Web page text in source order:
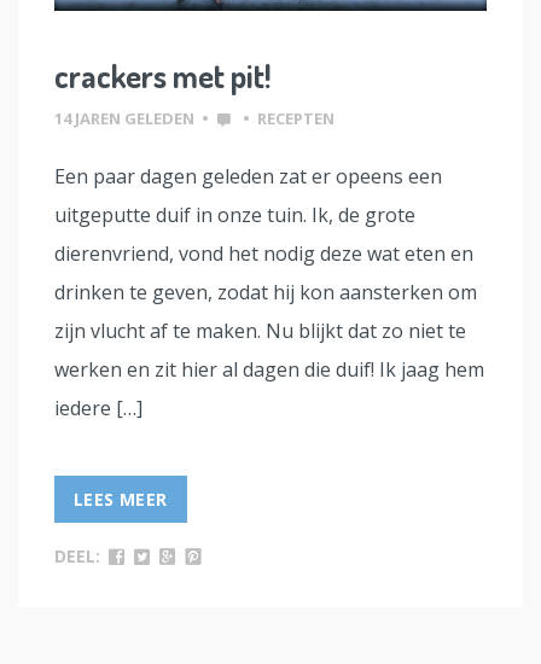
crackers met pit!
14 JAREN GELEDEN • • RECEPTEN
Een paar dagen geleden zat er opeens een
uitgeputte duif in onze tuin. Ik, de grote
dierenvriend, vond het nodig deze wat eten en
drinken te geven, zodat hij kon aansterken om
zijn vlucht af te maken. Nu blijkt dat zo niet te
werken en zit hier al dagen die duif! Ik jaag hem
iedere […]
LEES MEER
DEEL: